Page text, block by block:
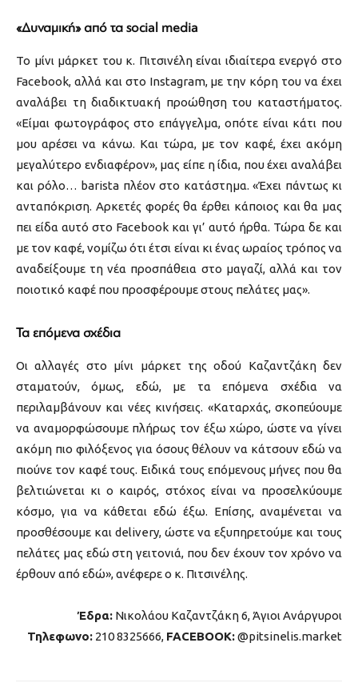
«Δυναμική» από τα social media
Το μίνι μάρκετ του κ. Πιτσινέλη είναι ιδιαίτερα ενεργό στο
Facebook, αλλά και στο Instagram, με την κόρη του να έχει
αναλάβει τη διαδικτυακή προώθηση του καταστήματος.
«Είμαι φωτογράφος στο επάγγελμα, οπότε είναι κάτι που
μου αρέσει να κάνω. Και τώρα, με τον καφέ, έχει ακόμη
μεγαλύτερο ενδιαφέρον», μας είπε η ίδια, που έχει αναλάβει
και ρόλο… barista πλέον στο κατάστημα. «Έχει πάντως κι
ανταπόκριση. Αρκετές φορές θα έρθει κάποιος και θα μας
πει είδα αυτό στο Facebook και γι’ αυτό ήρθα. Τώρα δε και
με τον καφέ, νομίζω ότι έτσι είναι κι ένας ωραίος τρόπος να
αναδείξουμε τη νέα προσπάθεια στο μαγαζί, αλλά και τον
ποιοτικό καφέ που προσφέρουμε στους πελάτες μας».
Τα επόμενα σχέδια
Οι αλλαγές στο μίνι μάρκετ της οδού Καζαντζάκη δεν
σταματούν, όμως, εδώ, με τα επόμενα σχέδια να
περιλαμβάνουν και νέες κινήσεις. «Καταρχάς, σκοπεύουμε
να αναμορφώσουμε πλήρως τον έξω χώρο, ώστε να γίνει
ακόμη πιο φιλόξενος για όσους θέλουν να κάτσουν εδώ να
πιούνε τον καφέ τους. Ειδικά τους επόμενους μήνες που θα
βελτιώνεται κι ο καιρός, στόχος είναι να προσελκύουμε
κόσμο, για να κάθεται εδώ έξω. Επίσης, αναμένεται να
προσθέσουμε και delivery, ώστε να εξυπηρετούμε και τους
πελάτες μας εδώ στη γειτονιά, που δεν έχουν τον χρόνο να
έρθουν από εδώ», ανέφερε ο κ. Πιτσινέλης.
Έδρα: Νικολάου Καζαντζάκη 6, Άγιοι Ανάργυροι
Τηλεφωνο: 210 8325666, FACEBOOK:@pitsinelis.market